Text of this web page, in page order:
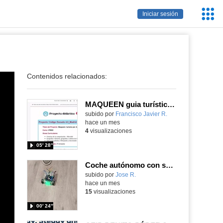
Iniciar sesión
Contenidos relacionados:
MAQUEEN guia turístico en Asia
Contenido educativo.
subido por Francisco Javier R.
05′ 28″
hace un mes
4visualizaciones
Coche autónomo con sensor de ultrasonido
subido por Jose R.
00′ 24″
hace un mes
15visualizaciones